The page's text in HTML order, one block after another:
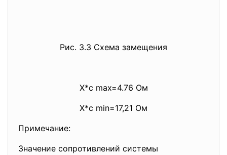
Рис. 3.3 Схема замещения
X*с max=4.76 Ом
X*с min=17,21 Ом
Примечание:
Значение сопротивлений системы